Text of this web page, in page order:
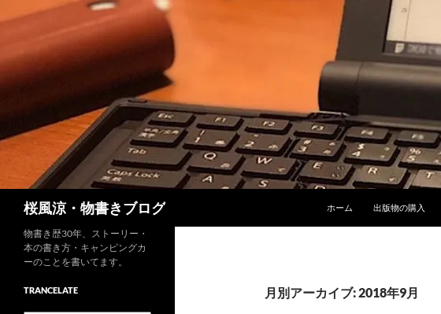
桜風涼・物書きブログ
ホーム
出版物の購入
月別アーカイブ: 2018年9月
物書き歴30年、ストーリー・
本の書き方・キャンピングカ
ーのことを書いてます。
TRANCELATE